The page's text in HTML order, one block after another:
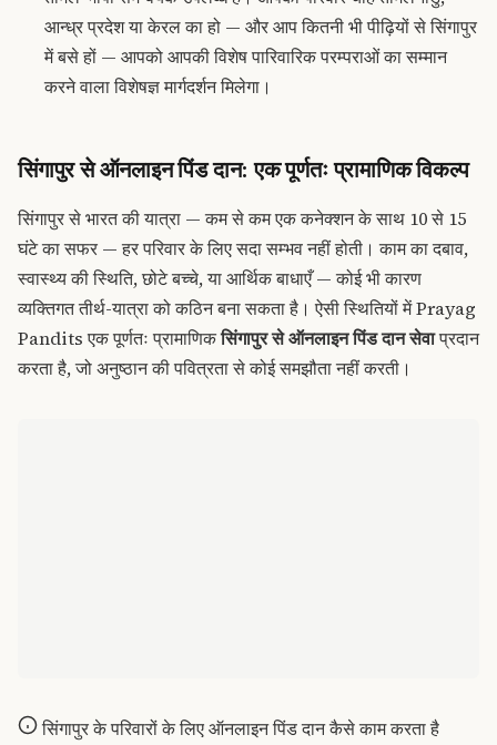
आन्ध्र प्रदेश या केरल का हो — और आप कितनी भी पीढ़ियों से सिंगापुर
में बसे हों — आपको आपकी विशेष पारिवारिक परम्पराओं का सम्मान
करने वाला विशेषज्ञ मार्गदर्शन मिलेगा।
सिंगापुर से ऑनलाइन पिंड दान: एक पूर्णतः प्रामाणिक विकल्प
सिंगापुर से भारत की यात्रा — कम से कम एक कनेक्शन के साथ 10 से 15
घंटे का सफर — हर परिवार के लिए सदा सम्भव नहीं होती। काम का दबाव,
स्वास्थ्य की स्थिति, छोटे बच्चे, या आर्थिक बाधाएँ — कोई भी कारण
व्यक्तिगत तीर्थ-यात्रा को कठिन बना सकता है। ऐसी स्थितियों में Prayag
Pandits एक पूर्णतः प्रामाणिकसिंगापुर से ऑनलाइन पिंड दान सेवाप्रदान
करता है, जो अनुष्ठान की पवित्रता से कोई समझौता नहीं करती।
सिंगापुर के परिवारों के लिए ऑनलाइन पिंड दान कैसे काम करता है